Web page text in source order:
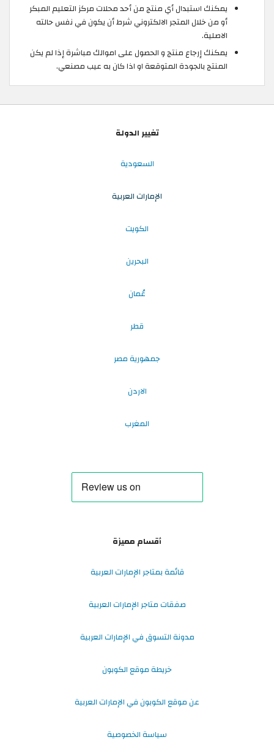
يمكنك استبدال أي منتج من أحد محلات مركز التعليم المبكر
أو من خلال المتجر الالكتروني شرط أن يكون في نفس حالته
الاصلية.
يمكنك إرجاع منتج و الحصول على اموالك مباشرة إذا لم يكن
المنتج بالجودة المتوقعة او اذا كان به عيب مصنعي.
تغيير الدولة
السعودية
الإمارات العربية
الكويت
البحرين
عُمان
قطر
جمهورية مصر
الاردن
المغرب
أقسام مميزة
قائمة بمتاجر الإمارات العربية
صفقات متاجر الإمارات العربية
مدونة التسوق في الإمارات العربية
خريطة موقع الكوبون
عن موقع الكوبون في الإمارات العربية
سياسة الخصوصية